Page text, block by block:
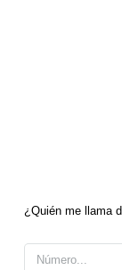
¿Quién me llama